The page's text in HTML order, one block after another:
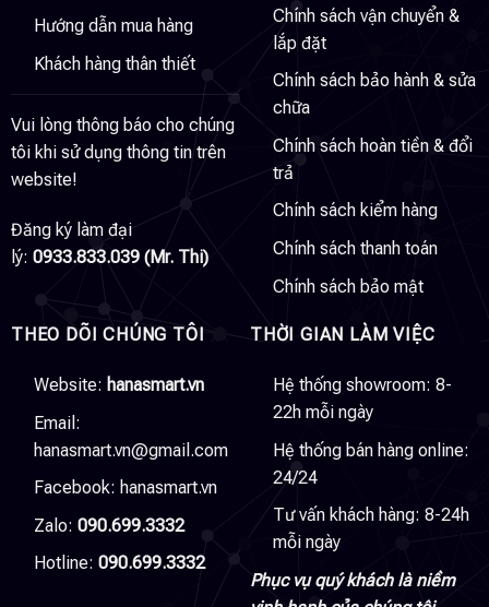
Hướng dẫn mua hàng
Khách hàng thân thiết
Vui lòng thông báo cho chúng
tôi khi sử dụng thông tin trên
website!
Đăng ký làm đại
lý: 0933.833.039 (Mr. Thi)
Chính sách vận chuyển &
lắp đặt
Chính sách bảo hành & sửa
chữa
Chính sách hoàn tiền & đổi
trả
Chính sách kiểm hàng
Chính sách thanh toán
Chính sách bảo mật
THEO DÕI CHÚNG TÔI
Website: hanasmart.vn
Email:
hanasmart.vn@gmail.com
Facebook: hanasmart.vn
Zalo: 090.699.3332
Hotline: 090.699.3332
THỜI GIAN LÀM VIỆC
Hệ thống showroom: 8-
22h mỗi ngày
Hệ thống bán hàng online:
24/24
Tư vấn khách hàng: 8-24h
mỗi ngày
Phục vụ quý khách là niềm